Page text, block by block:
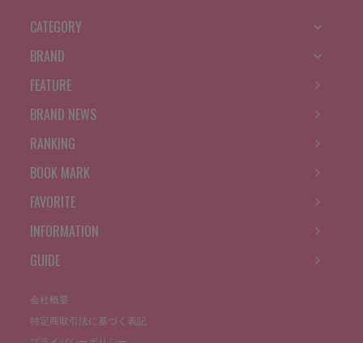
CATEGORY
BRAND
FEATURE
BRAND NEWS
RANKING
BOOK MARK
FAVORITE
INFORMATION
GUIDE
会社概要
特定商取引法に基づく表記